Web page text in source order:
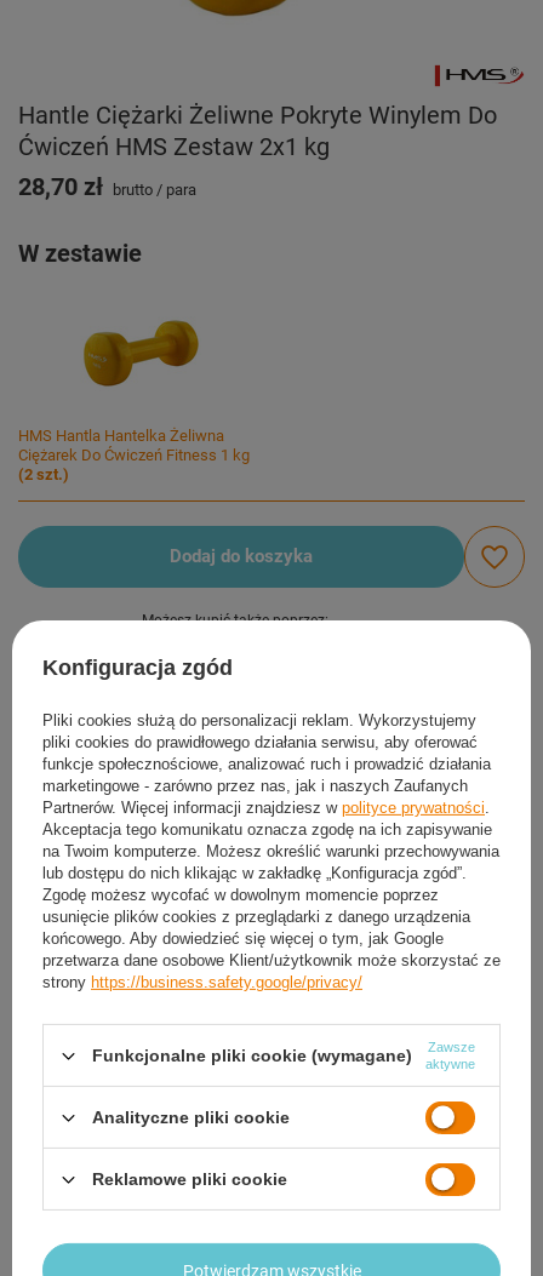
Hantle Ciężarki Żeliwne Pokryte Winylem Do
Ćwiczeń HMS Zestaw 2x1 kg
W zestawie
HMS Hantla Hantelka Żeliwna
Ciężarek Do Ćwiczeń Fitness 1 kg
(2 szt.)
28,70 zł brutto / para
Dodaj do koszyka
Możesz kupić także poprzez:
Produkt dostępny Wysyłka
jutro
Darmowa i szybka dostawaod50,00 zł
30dni na łatwy zwrot
Sprawdź, w którym sklepie obejrzysz i kupisz od ręki
Bezpieczne zakupy
Darmowa dostawa do paczkomatu lub punktu
odbioru
Smile - dostawy ze sklepów internetowych przy zamówieniu od
OPIS
SZCZEGÓŁOWE DANE
OPINIE
Konfiguracja zgód
Pliki cookies służą do personalizacji reklam. Wykorzystujemy
pliki cookies do prawidłowego działania serwisu, aby oferować
funkcje społecznościowe, analizować ruch i prowadzić działania
marketingowe - zarówno przez nas, jak i naszych Zaufanych
Partnerów. Więcej informacji znajdziesz w polityce prywatności
Akceptacja tego komunikatu oznacza zgodę na ich zapisywanie
na Twoim komputerze. Możesz określić warunki przechowywania
lub dostępu do nich klikając w zakładkę „Konfiguracja zgód”.
Zgodę możesz wycofać w dowolnym momencie poprzez
usunięcie plików cookies z przeglądarki z danego urządzenia
końcowego. Aby dowiedzieć się więcej o tym, jak Google
przetwarza dane osobowe Klient/użytkownik może skorzystać ze
strony https://business.safety.google/privacy/
Funkcjonalne pliki cookie (wymagane)
Zawsze
aktywne
Analityczne pliki cookie
Reklamowe pliki cookie
Potwierdzam wszystkie